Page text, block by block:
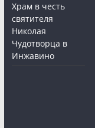
Храм в честь
святителя
Николая
Чудотворца в
Инжавино